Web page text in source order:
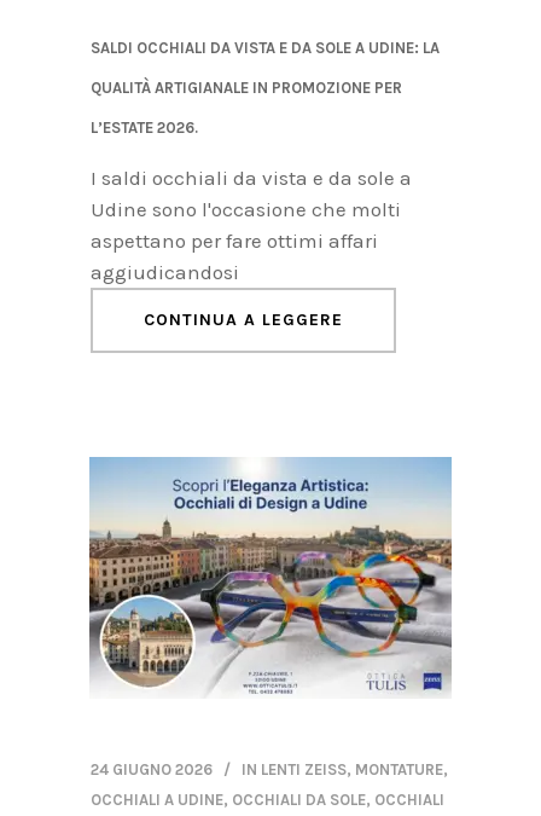
SALDI OCCHIALI DA VISTA E DA SOLE A UDINE: LA
QUALITÀ ARTIGIANALE IN PROMOZIONE PER
L’ESTATE 2026.
I saldi occhiali da vista e da sole a
Udine sono l'occasione che molti
aspettano per fare ottimi affari
aggiudicandosi
CONTINUA A LEGGERE
24 GIUGNO 2026 IN LENTI ZEISS, MONTATURE,
OCCHIALI A UDINE, OCCHIALI DA SOLE, OCCHIALI